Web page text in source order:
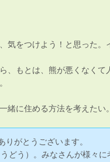
気をつけよう！と思った。
、もとは、熊が悪くなくて
緒に住める方法を考えたい
がとうございます。
どう）。みなさんが様々に